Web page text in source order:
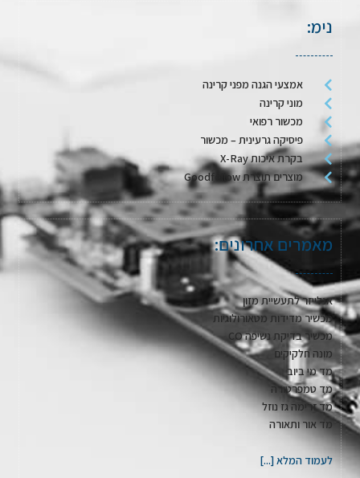
נימ:
אמצעי הגנה מפני קרינה
מוני קרינה
מכשור רפואי
פיסיקה גרעינית – מכשור
בקרת איכות X-Ray
מוצרים תוצרת Goodfellow
מאמרים אחרונים:
אנלייזר לתעשיית מזון
מכשיר מדידות מטאורולוגיות
מכשיר בדיקת נשיפה CO
מונה חלקיקים
מד מי ביוב
מד טמפרטורה
מד זרימה גז נוזל
מד אור ותאורה
לעמוד המלא [...]